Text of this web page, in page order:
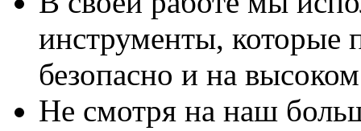
инструменты, которые
безопасно и на
Не смотря на наш